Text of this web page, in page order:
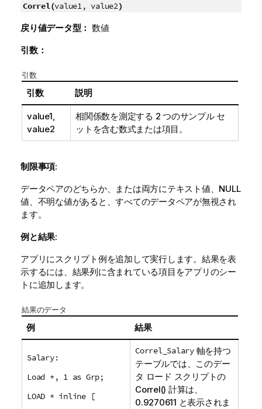
Correl(value1, value2)
戻り値データ型： 数値
引数：
引数
引数 説明
value1,
value2
相関係数を測定する 2 つのサンプル セ
ットを含む数式または項目。
制限事項:
データペアのどちらか、または両方にテキスト値、 NULL
値、不明な値があると、すべてのデータペアが無視され
ます。
例と結果:
アプリにスクリプト例を追加して実行します。結果を表
示するには、結果列に含まれている項目をアプリのシー
トに追加します。
結果のデータ
例 結果
Salary:
Load *, 1 as Grp;
LOAD * inline [
Correl_Salary軸を持つ
テーブルでは、このデー
タ ロード スクリプトの
Correl() 計算は、
0.9270611 と表示されま